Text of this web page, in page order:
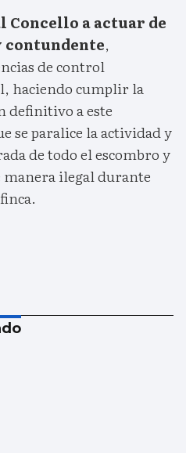
Concello a actuar de
contundente,
de control
haciendo cumplir la
definitivo a este
se paralice la actividad y
de todo el escombro y
ilegal durante